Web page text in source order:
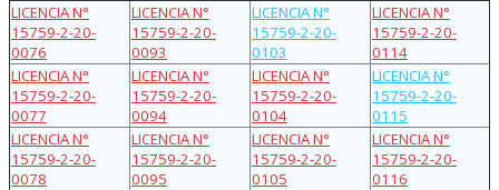
LICENCIA N°
15759-2-20-
0076
LICENCIA N°
15759-2-20-
0093
LICENCIA N°
15759-2-20-
0103
LICENCIA N°
15759-2-20-
0114
LICENCIA N°
15759-2-20-
0077
LICENCIA N°
15759-2-20-
0094
LICENCIA N°
15759-2-20-
0104
LICENCIA N°
15759-2-20-
0115
LICENCIA N°
15759-2-20-
0078
LICENCIA N°
15759-2-20-
0095
LICENCIA N°
15759-2-20-
0105
LICENCIA N°
15759-2-20-
0116